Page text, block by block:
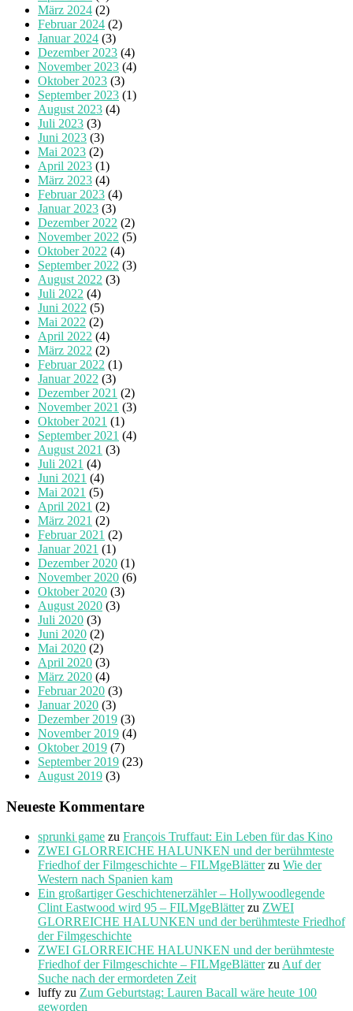
März 2024 (2)
Februar 2024 (2)
Januar 2024 (3)
Dezember 2023 (4)
November 2023 (4)
Oktober 2023 (3)
September 2023 (1)
August 2023 (4)
Juli 2023 (3)
Juni 2023 (3)
Mai 2023 (2)
April 2023 (1)
März 2023 (4)
Februar 2023 (4)
Januar 2023 (3)
Dezember 2022 (2)
November 2022 (5)
Oktober 2022 (4)
September 2022 (3)
August 2022 (3)
Juli 2022 (4)
Juni 2022 (5)
Mai 2022 (2)
April 2022 (4)
März 2022 (2)
Februar 2022 (1)
Januar 2022 (3)
Dezember 2021 (2)
November 2021 (3)
Oktober 2021 (1)
September 2021 (4)
August 2021 (3)
Juli 2021 (4)
Juni 2021 (4)
Mai 2021 (5)
April 2021 (2)
März 2021 (2)
Februar 2021 (2)
Januar 2021 (1)
Dezember 2020 (1)
November 2020 (6)
Oktober 2020 (3)
August 2020 (3)
Juli 2020 (3)
Juni 2020 (2)
Mai 2020 (2)
April 2020 (3)
März 2020 (4)
Februar 2020 (3)
Januar 2020 (3)
Dezember 2019 (3)
November 2019 (4)
Oktober 2019 (7)
September 2019 (23)
August 2019 (3)
Neueste Kommentare
sprunki game zu François Truffaut: Ein Leben für das Kino
ZWEI GLORREICHE HALUNKEN und der berühmteste
Friedhof der Filmgeschichte – FILMgeBlätterzu Wie der
Western nach Spanien kam
Ein großartiger Geschichtenerzähler – Hollywoodlegende
Clint Eastwood wird 95 – FILMgeBlätterzu ZWEI
GLORREICHE HALUNKEN und der berühmteste Friedhof
der Filmgeschichte
ZWEI GLORREICHE HALUNKEN und der berühmteste
Friedhof der Filmgeschichte – FILMgeBlätterzu Auf der
Suche nach der ermordeten Zeit
luffy zu Zum Geburtstag: Lauren Bacall wäre heute 100
geworden